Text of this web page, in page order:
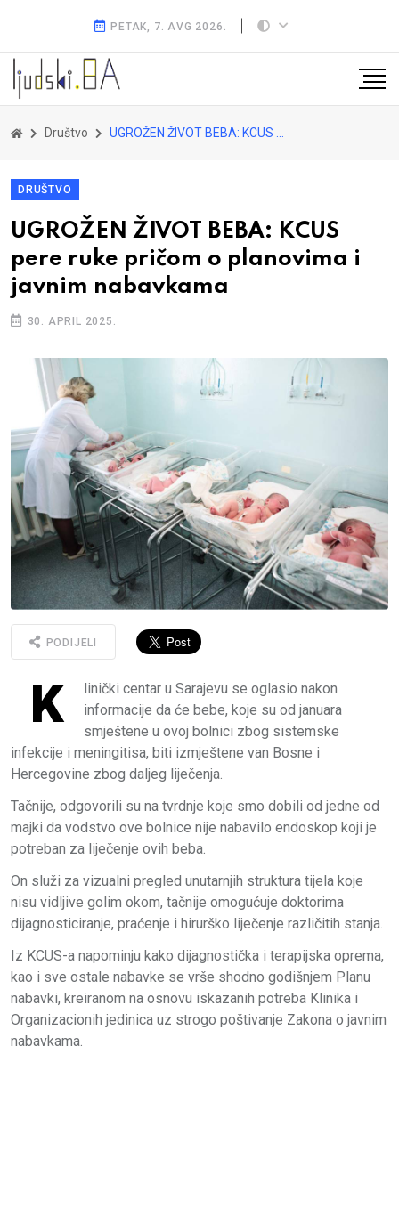
PETAK, 7. AVG 2026.
Društvo UGROŽEN ŽIVOT BEBA: KCUS pere ruke pričom o planovima i javnim nabavkama
DRUŠTVO
UGROŽEN ŽIVOT BEBA: KCUS
pere ruke pričom o planovima i
javnim nabavkama
30. APRIL 2025.
PODIJELI
K
linički centar u Sarajevu se oglasio nakon
informacije da će bebe, koje su od januara
smještene u ovoj bolnici zbog sistemske
infekcije i meningitisa, biti izmještene van Bosne i
Hercegovine zbog daljeg liječenja.
Tačnije, odgovorili su na tvrdnje koje smo dobili od jedne od
majki da vodstvo ove bolnice nije nabavilo endoskop koji je
potreban za liječenje ovih beba.
On služi za vizualni pregled unutarnjih struktura tijela koje
nisu vidljive golim okom, tačnije omogućuje doktorima
dijagnosticiranje, praćenje i hirurško liječenje različitih stanja.
Iz KCUS-a napominju kako dijagnostička i terapijska oprema,
kao i sve ostale nabavke se vrše shodno godišnjem Planu
nabavki, kreiranom na osnovu iskazanih potreba Klinika i
Organizacionih jedinica uz strogo poštivanje Zakona o javnim
nabavkama.